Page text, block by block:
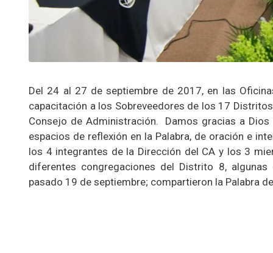
Del 24 al 27 de septiembre de 2017, en las
capacitación a los Sobreveedores de los 17
Consejo de Administración. Damos gracias a
espacios de reflexión en la Palabra, de oración e
los 4 integrantes de la Dirección del CA y los 3
diferentes congregaciones del Distrito 8,
pasado 19 de septiembre; compartieron la Palabra